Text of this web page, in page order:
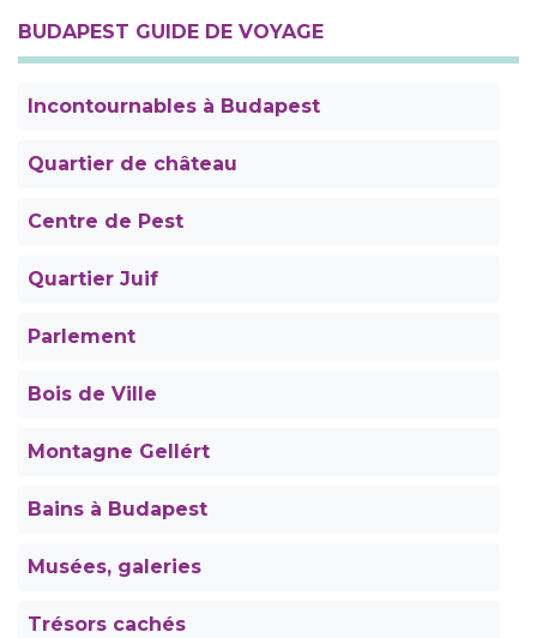
BUDAPEST GUIDE DE VOYAGE
Incontournables à Budapest
Quartier de château
Centre de Pest
Quartier Juif
Parlement
Bois de Ville
Montagne Gellért
Bains à Budapest
Musées, galeries
Trésors cachés